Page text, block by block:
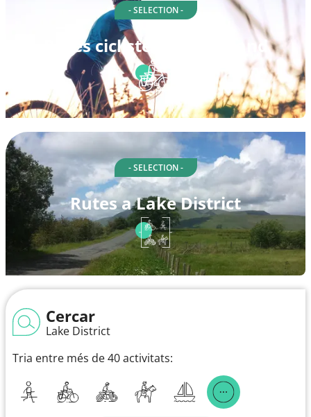
- SELECTION -
Rutes ciclistes a Schottland
- SELECTION -
Rutes a Lake District
Cercar
Lake District
Tria entre més de 40 activitats: